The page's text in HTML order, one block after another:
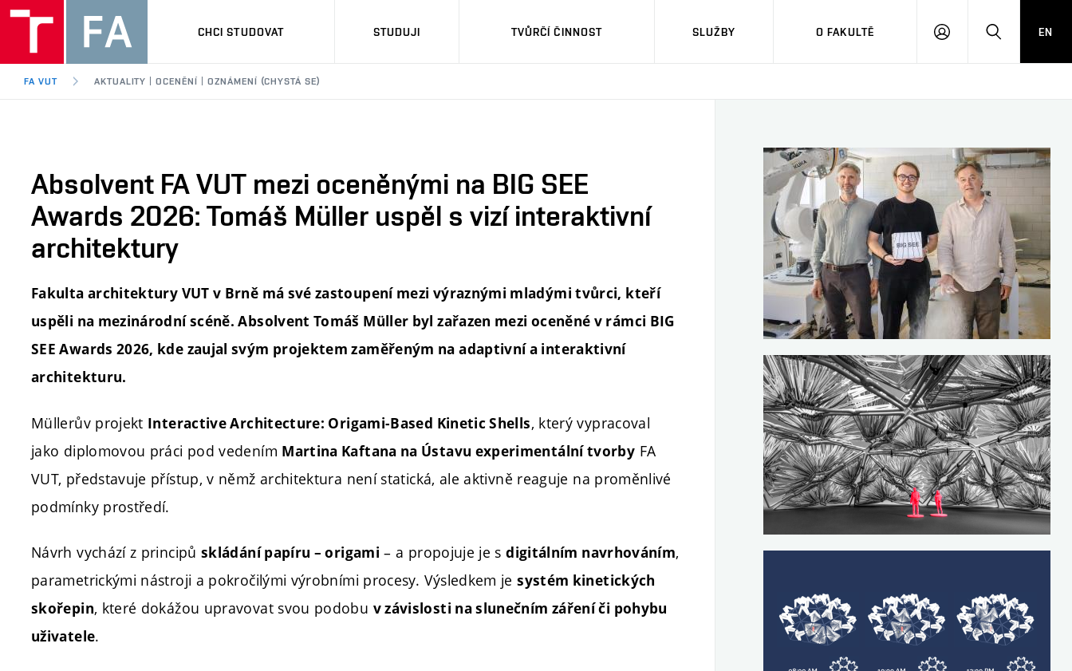
CHCI STUDOVAT STUDUJI TVŮRČÍ ČINNOST SLUŽBY O FAKULTĚ
PŘIHLÁSITHLEDAT
EN
FA VUT AKTUALITY | OCENĚNÍ | OZNÁMENÍ (CHYSTÁ SE)
Absolvent FA VUT mezi oceněnými na BIG SEE
Awards 2026: Tomáš Müller uspěl s vizí interaktivní
architektury
Fakulta architektury VUT v Brně má své zastoupení mezi výraznými mladými tvůrci, kteří
uspěli na mezinárodní scéně. Absolvent Tomáš Müller byl zařazen mezi oceněné v rámci BIG
SEE Awards 2026, kde zaujal svým projektem zaměřeným na adaptivní a interaktivní
architekturu.
Müllerův projekt Interactive Architecture: Origami-Based Kinetic Shells, který vypracoval
jako diplomovou práci pod vedením Martina Kaftana na Ústavu experimentální tvorby FA
VUT, představuje přístup, v němž architektura není statická, ale aktivně reaguje na proměnlivé
podmínky prostředí.
Návrh vychází z principů skládání papíru – origami – a propojuje je sdigitálním navrhováním,
parametrickými nástroji a pokročilými výrobními procesy. Výsledkem jesystém kinetických
skořepin, které dokážou upravovat svou podobu v závislosti na slunečním záření či pohybu
uživatele.